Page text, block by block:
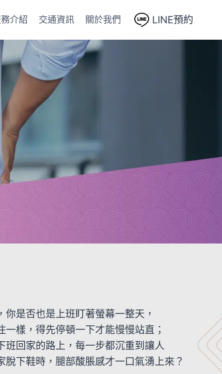
介紹 交通資訊 關於我們 LINE預約
是否也是上班盯著螢幕一整天，
樣，得先停頓一下才能慢慢站直；
班回家的路上，每一步都沉重到讓人
脫下鞋時，腿部酸脹感才一口氣湧上來？